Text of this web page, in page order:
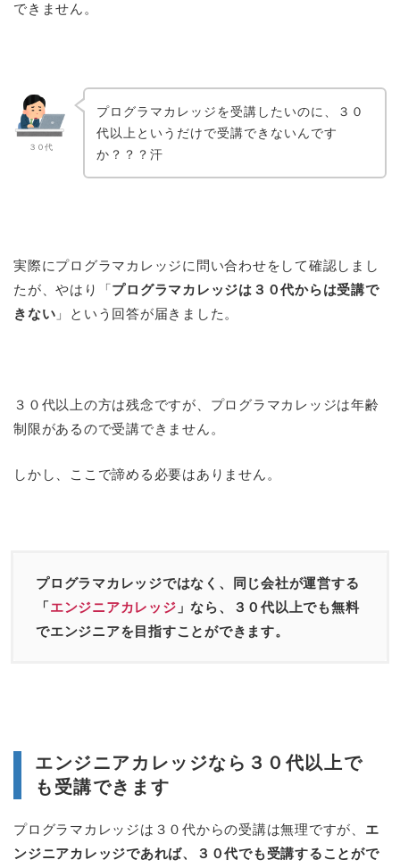
できません。
３０代
プログラマカレッジを受講したいのに、３０
代以上というだけで受講できないんです
か？？？汗
実際にプログラマカレッジに問い合わせをして確認しまし
たが、やはり「プログラマカレッジは３０代からは受講で
きない 」という回答が届きました。
３０代以上の方は残念ですが、プログラマカレッジは年齢
制限があるので受講できません。
しかし、ここで諦める必要はありません。
プログラマカレッジではなく、同じ会社が運営する
「エンジニアカレッジ 」なら、３０代以上でも無料
でエンジニアを目指すことができます。
エンジニアカレッジなら３０代以上で
も受講できます
プログラマカレッジは３０代からの受講は無理ですが、 エ
ンジニアカレッジであれば、３０代でも受講することがで